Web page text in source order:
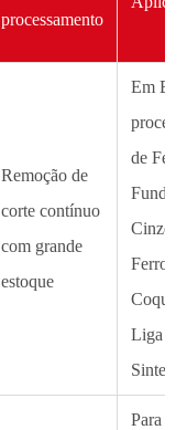
processamento
Remoção de
corte contínuo
com grande
estoque
Em
de
Ferro
Liga
Para o